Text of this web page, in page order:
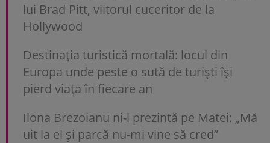
lui Brad Pitt, viitorul cuceritor de la
Hollywood
Destinația turistică mortală: locul din
Europa unde peste o sută de turiști își
pierd viața în fiecare an
Ilona Brezoianu ni-l prezintă pe Matei: „Mă
uit la el și parcă nu-mi vine să cred”